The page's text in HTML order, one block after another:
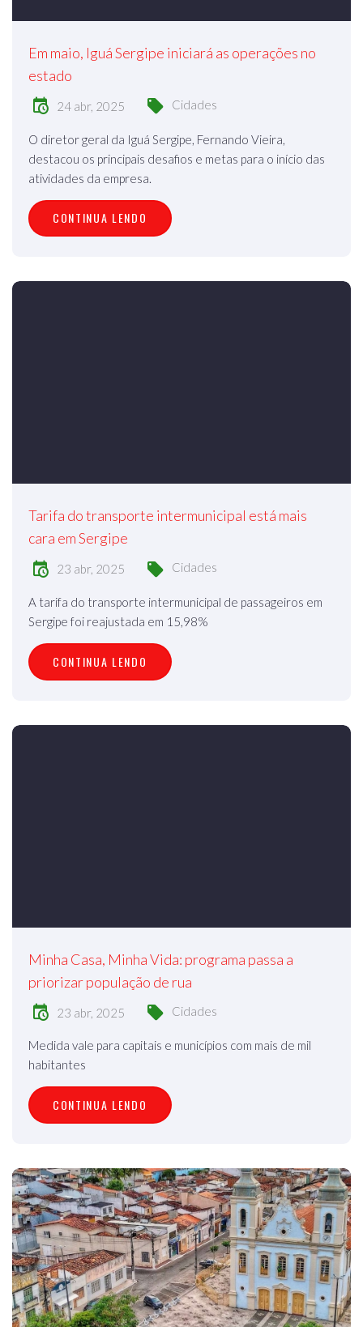
Em maio, Iguá Sergipe iniciará as operações no
estado
24 abr, 2025 Cidades
O diretor geral da Iguá Sergipe, Fernando Vieira,
destacou os principais desafios e metas para o início das
atividades da empresa.
CONTINUA LENDO
Tarifa do transporte intermunicipal está mais
cara em Sergipe
23 abr, 2025 Cidades
A tarifa do transporte intermunicipal de passageiros em
Sergipe foi reajustada em 15,98%
CONTINUA LENDO
Minha Casa, Minha Vida: programa passa a
priorizar população de rua
23 abr, 2025 Cidades
Medida vale para capitais e municípios com mais de mil
habitantes
CONTINUA LENDO